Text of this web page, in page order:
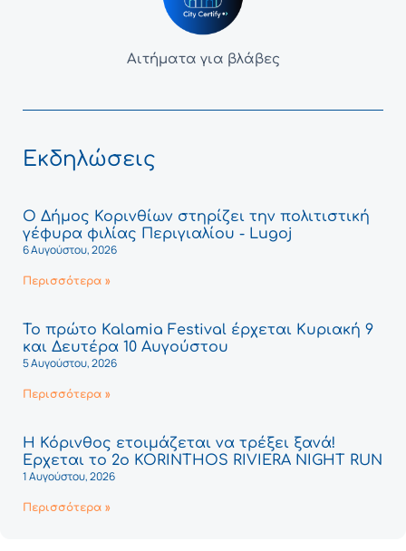
Αιτήματα για βλάβες
Εκδηλώσεις
Ο Δήμος Κορινθίων στηρίζει την πολιτιστική
γέφυρα φιλίας Περιγιαλίου - Lugoj
6 Αυγούστου, 2026
Περισσότερα »
Το πρώτο Kalamia Festival έρχεται Κυριακή 9
και Δευτέρα 10 Αυγούστου
5 Αυγούστου, 2026
Περισσότερα »
Η Κόρινθος ετοιμάζεται να τρέξει ξανά!
Έρχεται το 2ο KORINTHOS RIVIERA NIGHT RUN
1 Αυγούστου, 2026
Περισσότερα »